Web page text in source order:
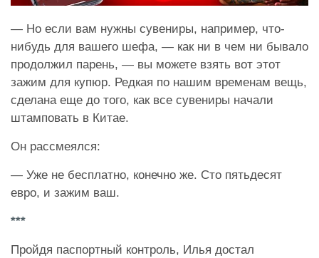
— Но если вам нужны сувениры, например, что-
нибудь для вашего шефа, — как ни в чем ни бывало
продолжил парень, — вы можете взять вот этот
зажим для купюр. Редкая по нашим временам вещь,
сделана еще до того, как все сувениры начали
штамповать в Китае.
Он рассмеялся:
— Уже не бесплатно, конечно же. Сто пятьдесят
евро, и зажим ваш.
***
Пройдя паспортный контроль, Илья достал